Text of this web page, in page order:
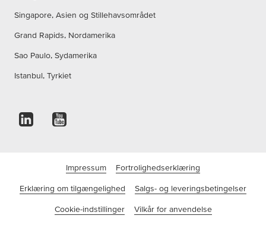
Singapore, Asien og Stillehavsområdet
Grand Rapids, Nordamerika
Sao Paulo, Sydamerika
Istanbul, Tyrkiet
Impressum Fortrolighedserklæring
Erklæring om tilgængelighed Salgs- og leveringsbetingelser
Cookie-indstillinger Vilkår for anvendelse